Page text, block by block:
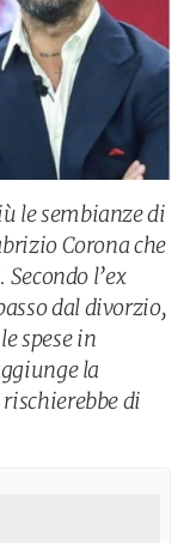
le sembianze di
Corona che
l’ex
dal divorzio,
spese in
la
di